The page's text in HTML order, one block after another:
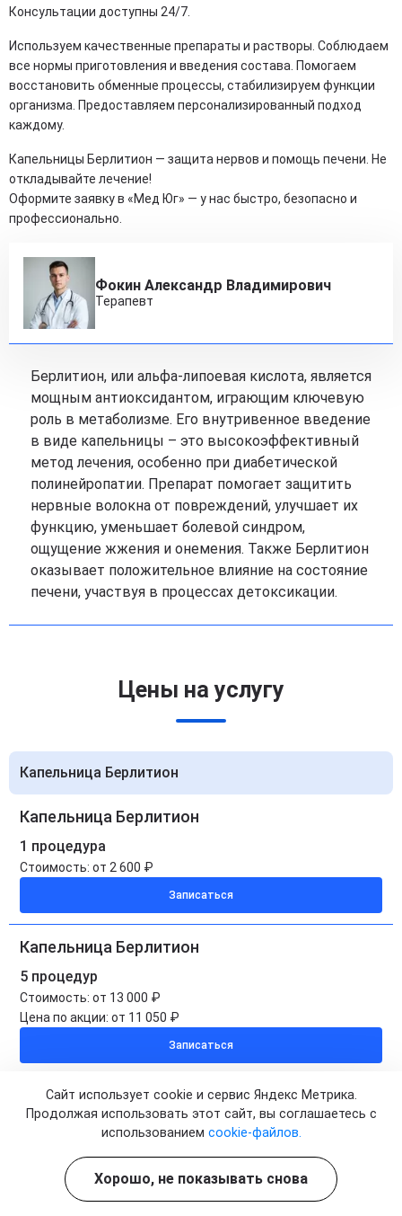
Консультации доступны 24/7.
Используем качественные препараты и растворы. Соблюдаем
все нормы приготовления и введения состава. Помогаем
восстановить обменные процессы, стабилизируем функции
организма. Предоставляем персонализированный подход
каждому.
Капельницы Берлитион — защита нервов и помощь печени. Не
откладывайте лечение!
Оформите заявку в «Мед Юг» — у нас быстро, безопасно и
профессионально.
Фокин Александр Владимирович
Терапевт
Берлитион, или альфа-липоевая кислота, является
мощным антиоксидантом, играющим ключевую
роль в метаболизме. Его внутривенное введение
в виде капельницы – это высокоэффективный
метод лечения, особенно при диабетической
полинейропатии. Препарат помогает защитить
нервные волокна от повреждений, улучшает их
функцию, уменьшает болевой синдром,
ощущение жжения и онемения. Также Берлитион
оказывает положительное влияние на состояние
печени, участвуя в процессах детоксикации.
Цены на услугу
Капельница Берлитион
Капельница Берлитион
1 процедура
Стоимость: от 2 600 ₽
Записаться
Капельница Берлитион
5 процедур
Стоимость: от 13 000 ₽
Цена по акции: от 11 050 ₽
Записаться
Капельница Берлитион на дому
1 процедура
Записаться
Сайт использует cookie и сервис Яндекс Метрика.
Продолжая использовать этот сайт, вы соглашаетесь с
использованием cookie-файлов.
Хорошо, не показывать снова